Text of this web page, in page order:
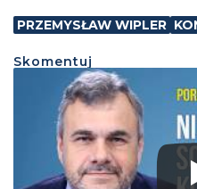
PRZEMYSŁAW WIPLER
Skomentuj